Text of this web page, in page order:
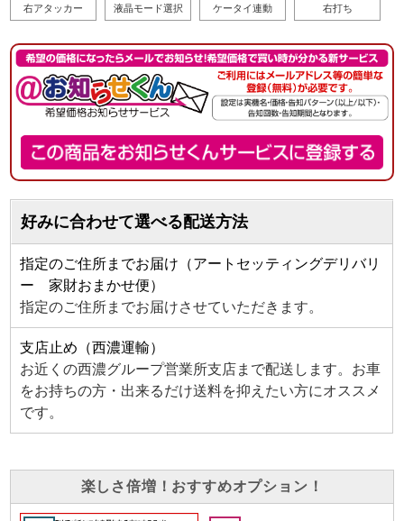
右アタッカー 液晶モード選択 ケータイ連動 右打ち
好みに合わせて選べる配送方法
指定のご住所までお届け（アートセッティングデリバリ
ー 家財おまかせ便）
指定のご住所までお届けさせていただきます。
支店止め（西濃運輸）
お近くの西濃グループ営業所支店まで配送します。お車
をお持ちの方・出来るだけ送料を抑えたい方にオススメ
です。
楽しさ倍増！おすすめオプション！